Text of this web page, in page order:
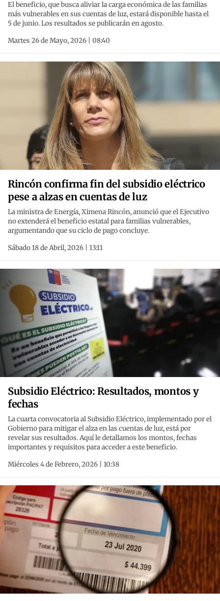
El beneficio, que busca aliviar la carga económica de las familias
más vulnerables en sus cuentas de luz, estará disponible hasta el
5 de junio. Los resultados se publicarán en agosto.
Martes 26 de Mayo, 2026 | 08:40
Rincón confirma fin del subsidio eléctrico
pese a alzas en cuentas de luz
La ministra de Energía, Ximena Rincón, anunció que el Ejecutivo
no extenderá el beneficio estatal para familias vulnerables,
argumentando que su ciclo de pago concluye.
Sábado 18 de Abril, 2026 | 13:11
Subsidio Eléctrico: Resultados, montos y
fechas
La cuarta convocatoria al Subsidio Eléctrico, implementado por el
Gobierno para mitigar el alza en las cuentas de luz, está por
revelar sus resultados. Aquí le detallamos los montos, fechas
importantes y requisitos para acceder a este beneficio.
Miércoles 4 de Febrero, 2026 | 10:38